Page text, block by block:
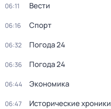
06:11 Вести
06:16 Спорт
06:32 Погода 24
06:36 Погода 24
06:44 Экономика
06:47 Исторические хроники